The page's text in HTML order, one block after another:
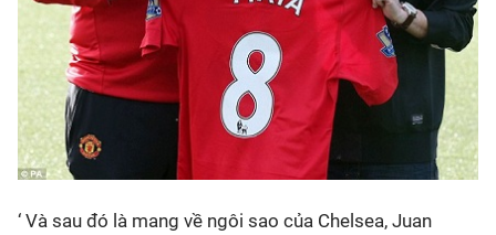
‘ Và sau đó là mang về ngôi sao của Chelsea, Juan